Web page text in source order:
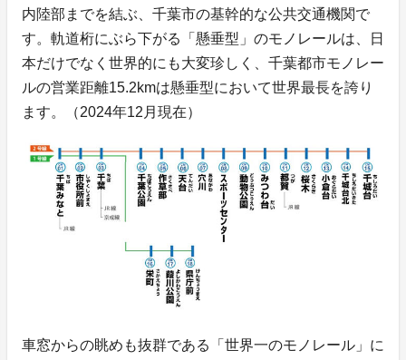
内陸部までを結ぶ、千葉市の基幹的な公共交通機関で
す。軌道桁にぶら下がる「懸垂型」のモノレールは、日
本だけでなく世界的にも大変珍しく、千葉都市モノレー
ルの営業距離15.2kmは懸垂型において世界最長を誇り
ます。（2024年12月現在）
車窓からの眺めも抜群である「世界一のモノレール」に